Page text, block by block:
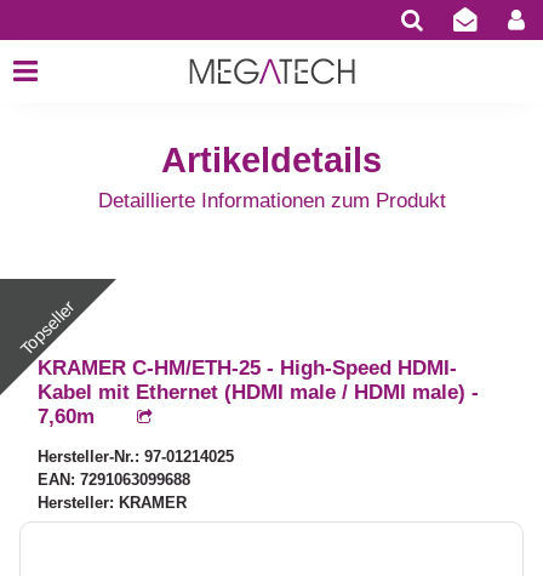
Artikeldetails
Detaillierte Informationen zum Produkt
KRAMER C-HM/ETH-25 - High-Speed HDMI-
Kabel mit Ethernet (HDMI male / HDMI male) -
7,60m
Hersteller-Nr.: 97-01214025
EAN: 7291063099688
Hersteller: KRAMER